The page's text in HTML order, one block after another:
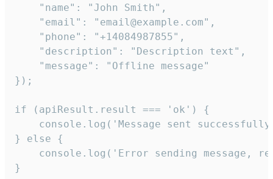
    "name": "John Smith",
    "email": "email@example.com",
    "phone": "+14084987855",
    "description": "Description text",
    "message": "Offline message"
});
if (apiResult.result === 'ok') {
console.log('Message sent
} else {
console.log('Error sending message,
}